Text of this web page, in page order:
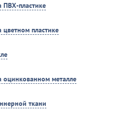
ПВХ-пластике
пластике
оцинкованном металле
ткани